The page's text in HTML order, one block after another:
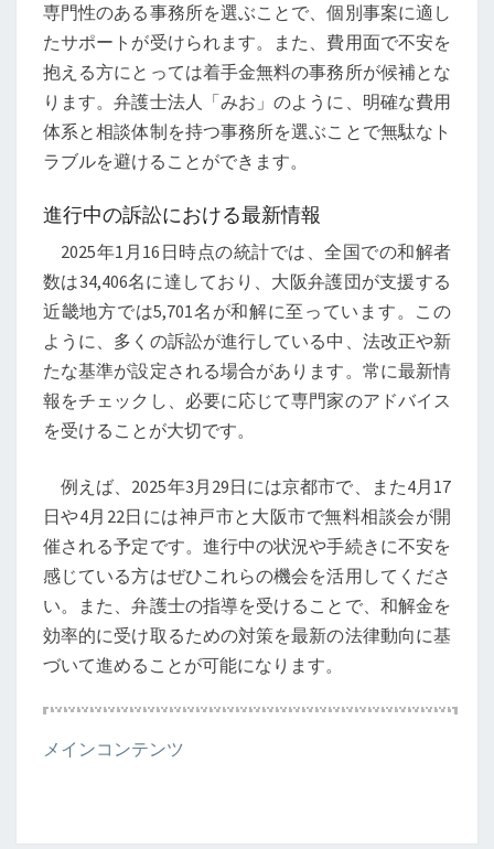
専門性のある事務所を選ぶことで、個別事案に適し
たサポートが受けられます。また、費用面で不安を
抱える方にとっては着手金無料の事務所が候補とな
ります。弁護士法人「みお」のように、明確な費用
体系と相談体制を持つ事務所を選ぶことで無駄なト
ラブルを避けることができます。
進行中の訴訟における最新情報
2025年1月16日時点の統計では、全国での和解者
数は34,406名に達しており、大阪弁護団が支援する
近畿地方では5,701名が和解に至っています。この
ように、多くの訴訟が進行している中、法改正や新
たな基準が設定される場合があります。常に最新情
報をチェックし、必要に応じて専門家のアドバイス
を受けることが大切です。
例えば、2025年3月29日には京都市で、また4月17
日や4月22日には神戸市と大阪市で無料相談会が開
催される予定です。進行中の状況や手続きに不安を
感じている方はぜひこれらの機会を活用してくださ
い。また、弁護士の指導を受けることで、和解金を
効率的に受け取るための対策を最新の法律動向に基
づいて進めることが可能になります。
メインコンテンツ